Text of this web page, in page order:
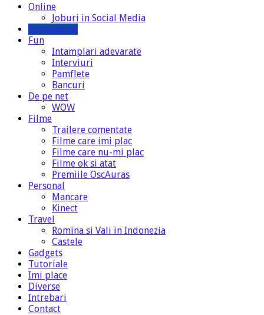
Online
Joburi in Social Media
Evenimente
Fun
Intamplari adevarate
Interviuri
Pamflete
Bancuri
De pe net
WOW
Filme
Trailere comentate
Filme care imi plac
Filme care nu-mi plac
Filme ok si atat
Premiile OscAuras
Personal
Mancare
Kinect
Travel
Romina si Vali in Indonezia
Castele
Gadgets
Tutoriale
Imi place
Diverse
Intrebari
Contact